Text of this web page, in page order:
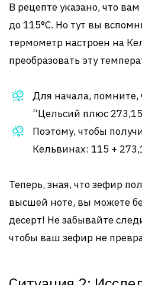
В рецепте указано, что
до 115°C. Но тут вы
термометр настроен на
преобразовать эту
Для начала, помните,
“Цельсий плюс
Поэтому, чтобы
Кельвинах: 115 +
Теперь, зная, что зефир
высшей ноте, вы можете
десерт! Не забывайте
чтобы ваш зефир не